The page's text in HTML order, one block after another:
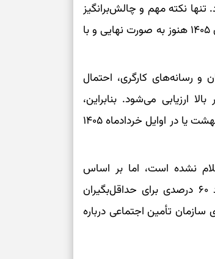
شود. تنها نکته مهم و چالش‌برانگیز
درباره حقوق بازنشستگان تأمین اجتماعی این است که احکام حقوق ۱۴۰۵ هنوز به صورت نهایی و با
رسانه‌های کارگری، احتمال
ارزیابی می‌شود. بنابراین،
پیش‌بینی می‌گود که مابه‌التفاوت فروردین‌ماه همزمان با حقوق اردیبهشت یا در اوایل خردادماه ۱۴۰۵
نشده است، اما بر اساس
بخشنامه مزد ۱۴۰۵ و صحبت‌های مقامات مربوطه، افزایش حدود ۶۰ درصدی برای حداقل‌بگیران
تأمین اجتماعی درباره